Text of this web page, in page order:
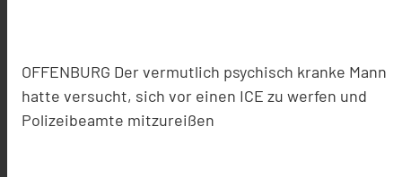
OFFENBURG Der vermutlich psychisch kranke Mann
hatte versucht, sich vor einen ICE zu werfen und
Polizeibeamte mitzureißen